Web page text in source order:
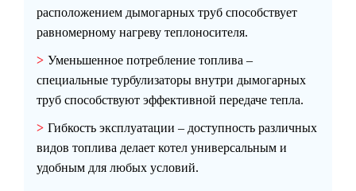
расположением дымогарных труб способствует
равномерному нагреву теплоносителя.
Уменьшенное потребление топлива –
специальные турбулизаторы внутри дымогарных
труб способствуют эффективной передаче тепла.
Гибкость эксплуатации – доступность различных
видов топлива делает котел универсальным и
удобным для любых условий.